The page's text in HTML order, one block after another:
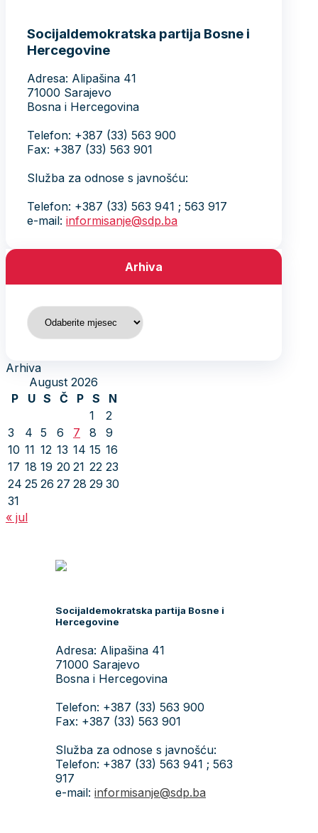
Socijaldemokratska partija Bosne i
Hercegovine
Adresa: Alipašina 41
71000 Sarajevo
Bosna i Hercegovina
Telefon: +387 (33) 563 900
Fax: +387 (33) 563 901
Služba za odnose s javnošću:
Telefon: +387 (33) 563 941 ; 563 917
e-mail: informisanje@sdp.ba
Arhiva
Arhiva
Arhiva
August 2026
P
U S Č P S
N
1
2
3
4 5 6 7 8
9
10 11 12 13 14 15 16
17 18 19 20 21 22 23
24 25 26 27 28 29 30
31
« jul
Socijaldemokratska partija Bosne i
Hercegovine
Adresa: Alipašina 41
71000 Sarajevo
Bosna i Hercegovina
Telefon: +387 (33) 563 900
Fax: +387 (33) 563 901
Služba za odnose s javnošću:
Telefon: +387 (33) 563 941 ; 563
917
e-mail: informisanje@sdp.ba